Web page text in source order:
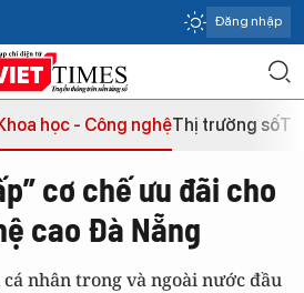
Đăng nhập
học - Công nghệThị trường số
cơ chế ưu đãi cho
cao Đà Nẵng
nhân trong và ngoài nước đầu